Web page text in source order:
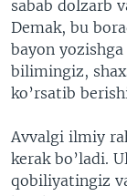
sabab dolzarb
Demak, bu
bayon
bilimingiz,
ko’rsatib
Avvalgi ilmiy
kerak bo’ladi.
qobiliyatingiz